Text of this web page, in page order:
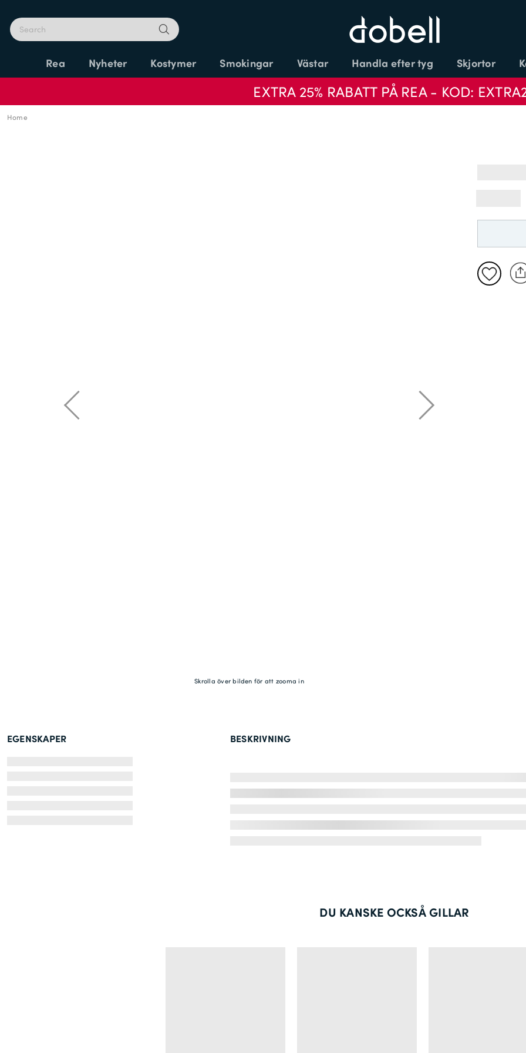
Rea Nyheter Kostymer Smokingar Västar Handla efter tyg Skjortor
EXTRA 25% RABATT PÅ REA - KOD:
Home
Skrolla över bilden för att zooma in
EGENSKAPER BESKRIVNING
DU KANSKE OCKSÅ GILLAR